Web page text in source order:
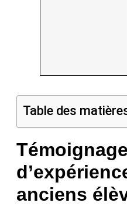
Table des
anciens